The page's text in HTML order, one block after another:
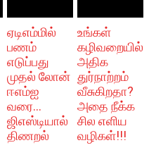
ஏடிஎம்மில்
பணம்
எடுப்பது
முதல் லோன்
ஈஎம்ஐ
வரை...
ஜிஎஸ்டியால்
திணறல்
உங்கள்
கழிவறையில்
அதிக
துர்நாற்றம்
வீசுகிறதா?
அதை நீக்க
சில எளிய
வழிகள்!!!